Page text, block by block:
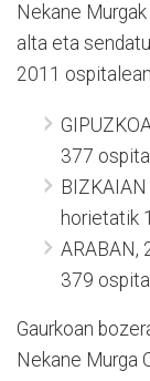
Nekane
alta eta
2011
377
horietatik
ARABAN,
379
Gaurkoan
Nekane Murga